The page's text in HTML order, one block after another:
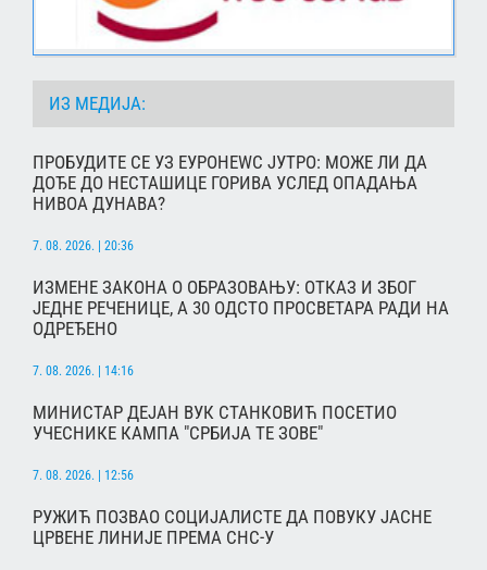
ИЗ МЕДИЈА:
ПРОБУДИТЕ СЕ УЗ ЕУРОНЕWС ЈУТРО: МОЖЕ ЛИ ДА
ДОЂЕ ДО НЕСТАШИЦЕ ГОРИВА УСЛЕД ОПАДАЊА
НИВОА ДУНАВА?
7. 08. 2026. | 20:36
ИЗМЕНЕ ЗАКОНА О ОБРАЗОВАЊУ: ОТКАЗ И ЗБОГ
ЈЕДНЕ РЕЧЕНИЦЕ, А 30 ОДСТО ПРОСВЕТАРА РАДИ НА
ОДРЕЂЕНО
7. 08. 2026. | 14:16
МИНИСТАР ДЕЈАН ВУК СТАНКОВИЋ ПОСЕТИО
УЧЕСНИКЕ КАМПА "СРБИЈА ТЕ ЗОВЕ"
7. 08. 2026. | 12:56
РУЖИЋ ПОЗВАО СОЦИЈАЛИСТЕ ДА ПОВУКУ ЈАСНЕ
ЦРВЕНЕ ЛИНИЈЕ ПРЕМА СНС-У